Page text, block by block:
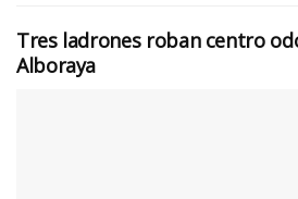
Tres ladrones roban centro
Alboraya